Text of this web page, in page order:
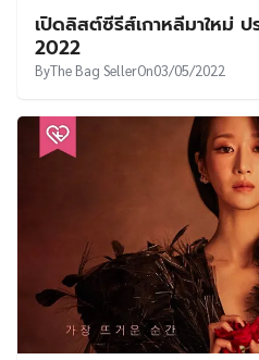
เปิดลิสต์ซีรีส์เกาหลีมาใหม่
2022
ByThe Bag SellerOn03/05/2022